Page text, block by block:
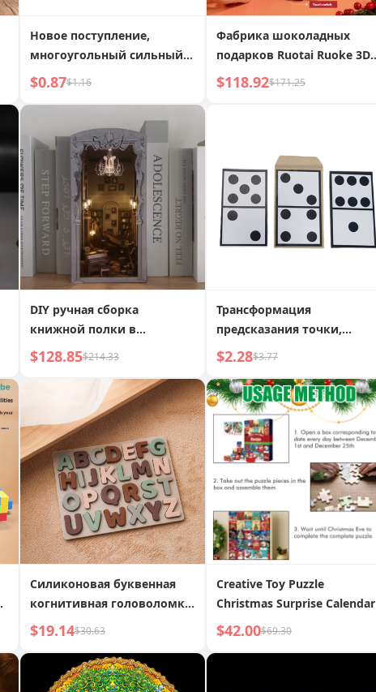
Новое поступление,
многоугольный сильный
магнитный указатель для
швейных машин, плоский
многофункциональный
магнит, блокировка края
ткани, волшебный
локатор
$0.87$1.16
Фабрика шоколадных
подарков Ruotai Ruoke 3D
пазл деревянная сборная
модель DIY ручная работа
$118.92$171.25
DIY ручная сборка
книжной полки в
секретной фортепианной
комнате
$128.85$214.33
Трансформация
предсказания точки,
интерактивная магическая
игрушка, магический
реквизит
$2.28$3.77
Силиконовая буквенная
когнитивная головоломка,
детское английское
письмо, просвещение,
когнитивные обучающие
пособия, раннее
$19.14$30.63
Creative Toy Puzzle
Christmas Surprise Calendar
$42.00$69.30